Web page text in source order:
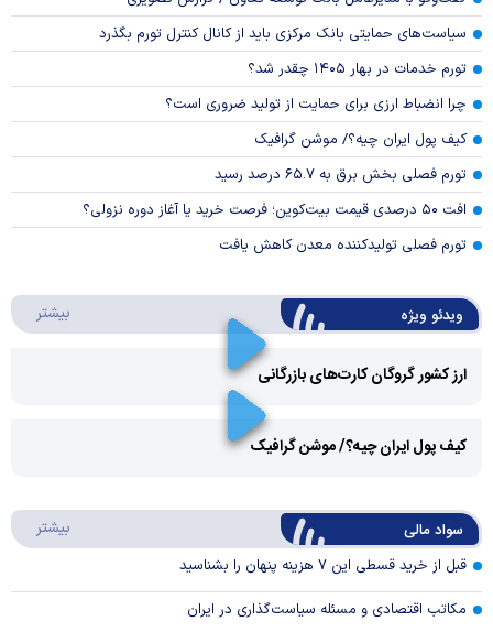
سیاست‌های حمایتی بانک مرکزی باید از کانال کنترل تورم بگذرد
تورم خدمات در بهار ۱۴۰۵ چقدر شد؟
چرا انضباط ارزی برای حمایت از تولید ضروری است؟
کیف پول ایران چیه؟/ موشن گرافیک
تورم فصلی بخش برق به ۶۵.۷ درصد رسید
افت ۵۰ درصدی قیمت بیت‌کوین؛ فرصت خرید یا آغاز دوره نزولی؟
تورم فصلی تولیدکننده معدن کاهش یافت
ویدئو ویژه بیشتر
ارز کشور گروگان کارت‌های بازرگانی
Video
کیف پول ایران چیه؟/ موشن گرافیک
سواد مالی بیشتر
قبل از خرید قسطی این ۷ هزینه پنهان را بشناسید
مکاتب اقتصادی و مسئله سیاست‌گذاری در ایران